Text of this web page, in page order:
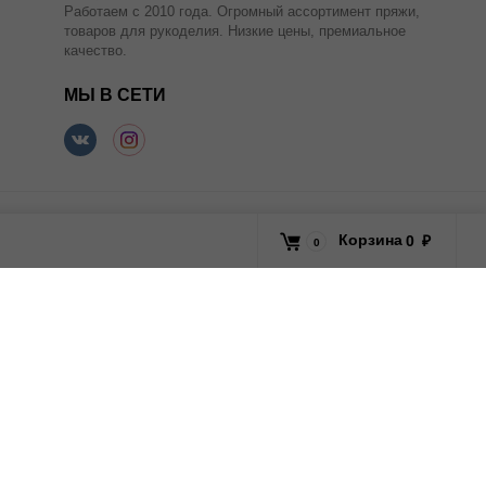
Работаем с 2010 года. Огромный ассортимент пряжи,
товаров для рукоделия. Низкие цены, премиальное
качество.
МЫ В СЕТИ
0 Корзина0 ₽